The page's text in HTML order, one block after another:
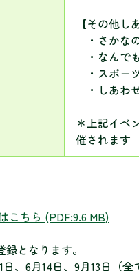
【その他
・さかな
・なんで
・スポー
・しあわ
＊上記イベ
催されます
こちら (PDF:9.6 MB)
となります。
、6月14日、9月13日（全